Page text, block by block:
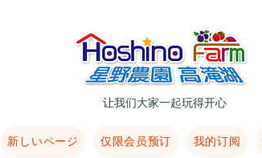
让我们大家一起玩得开心
新しいページ 仅限会员预订 我的订阅